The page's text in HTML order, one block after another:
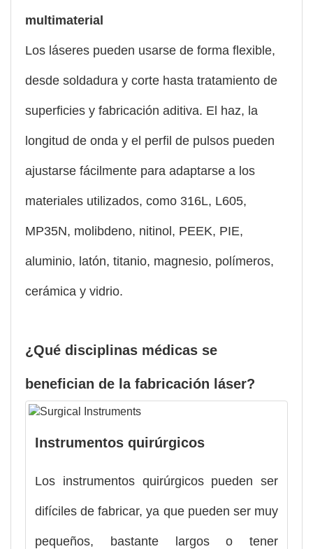
multimaterial
Los láseres pueden usarse de forma flexible,
desde soldadura y corte hasta tratamiento de
superficies y fabricación aditiva. El haz, la
longitud de onda y el perfil de pulsos pueden
ajustarse fácilmente para adaptarse a los
materiales utilizados, como 316L, L605,
MP35N, molibdeno, nitinol, PEEK, PIE,
aluminio, latón, titanio, magnesio, polímeros,
cerámica y vidrio.
¿Qué disciplinas médicas se
benefician de la fabricación láser?
Instrumentos quirúrgicos
Los instrumentos quirúrgicos pueden ser
difíciles de fabricar, ya que pueden ser muy
pequeños, bastante largos o tener